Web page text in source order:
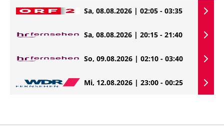
Sa, 08.08.2026 | 02:05 - 03:35
Sa, 08.08.2026 | 20:15 - 21:40
So, 09.08.2026 | 02:10 - 03:40
Mi, 12.08.2026 | 23:00 - 00:25